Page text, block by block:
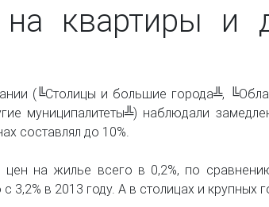
квартиры и
(╚Столицы и большие города╩,
муниципалитеты╩) наблюдали
составлял до 10%.
на жилье всего в 0,2%, по
в 2013 году. А в столицах и крупных